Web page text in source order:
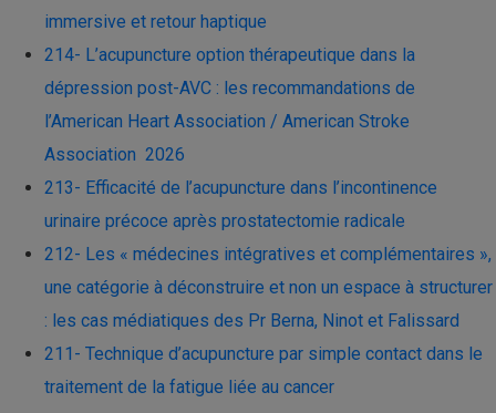
immersive et retour haptique
214- L’acupuncture option thérapeutique dans la
dépression post-AVC : les recommandations de
l’American Heart Association / American Stroke
Association 2026
213- Efficacité de l’acupuncture dans l’incontinence
urinaire précoce après prostatectomie radicale
212- Les « médecines intégratives et complémentaires »,
une catégorie à déconstruire et non un espace à structurer
: les cas médiatiques des Pr Berna, Ninot et Falissard
211- Technique d’acupuncture par simple contact dans le
traitement de la fatigue liée au cancer